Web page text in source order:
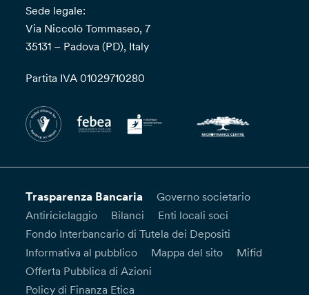
Sede legale:
Via Niccolò Tommaseo, 7
35131 – Padova (PD), Italy
Partita IVA 01029710280
Trasparenza Bancaria
Governo societario
Antiriciclaggio
Bilanci
Enti locali soci
Fondo Interbancario di Tutela dei Depositi
Informativa al pubblico
Mappa del sito
Mifid
Offerta Pubblica di Azioni
Policy di Finanza Etica